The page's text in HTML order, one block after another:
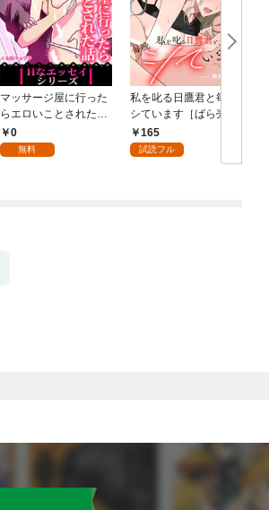
マッサージ屋に行った
らエロいことされた話
1 0
無料
私を叱る日鷹君と毎晩
シています［ばら売
り］ 第1話
165
試読フル